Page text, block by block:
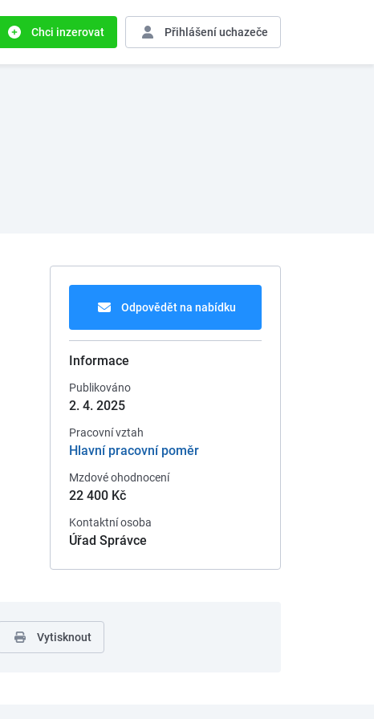
Chci inzerovat Přihlášeníuchazeče
Odpovědět na nabídku
Informace
Publikováno
2. 4. 2025
Pracovní vztah
Hlavní pracovní poměr
Mzdové ohodnocení
22 400 Kč
Kontaktní osoba
Úřad Správce
Vytisknout